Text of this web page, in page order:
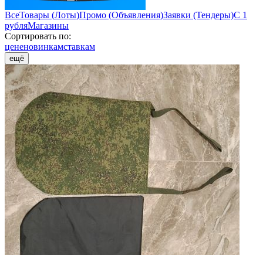
ВсеТовары (Лоты)Промо (Объявления)Заявки (Тендеры)С 1
рубляМагазины
Сортировать по:
цененовинкамставкам
ещё